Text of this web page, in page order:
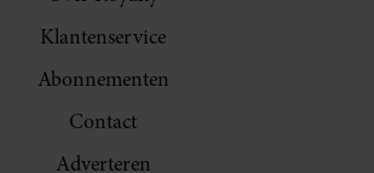
Klantenservice
Abonnementen
Contact
Adverteren